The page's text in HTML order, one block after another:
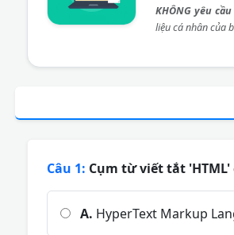
KHÔNG yêu cầu
liệu cá nhân của
Câu 1: Cụm từ viết tắt
A. HyperText Markup